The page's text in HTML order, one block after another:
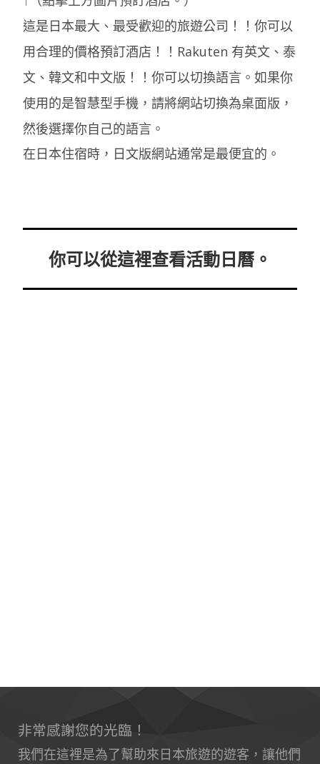
這是日本最大、最受歡迎的旅遊公司！！你可以
用合理的價格預訂酒店！！Rakuten 有英文、泰
文、韓文和中文版！！你可以切換語言。如果你
使用的是智慧型手機，請將網站切換為桌面版，
然後選擇你自己的語言。
在日本住宿時，日文版網站通常是最便宜的。
你可以從這裡查看活動日曆。
非常感謝您的光臨！
我們在這裡是為了幫助來日本旅遊的遊客，讓他們